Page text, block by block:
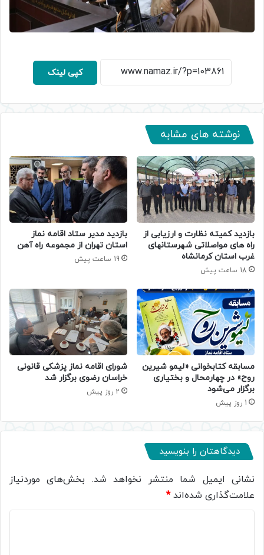
کپی لینک
نوشته های مشابه
بازدید کمیته نظارت و ارزیابی از
راه های مواصلاتی شهرستانهای
غرب استان کرمانشاه
18 ساعت پیش
بازدید مدیر ستاد اقامه نماز
استان تهران از مجموعه راه آهن
19 ساعت پیش
مسابقه کتابخوانی «لیمو شیرین
روح» در چهارمحال و بختیاری
برگزار می‌شود
1 روز پیش
شورای اقامه نماز پزشکی قانونی
خراسان رضوی برگزار شد
2 روز پیش
دیدگاهتان را بنویسید
نشانی ایمیل شما منتشر نخواهد شد. بخش‌های موردنیاز
علامت‌گذاری شده‌اند*